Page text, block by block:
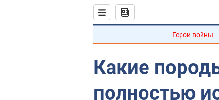
Герои войны
Какие
полностью